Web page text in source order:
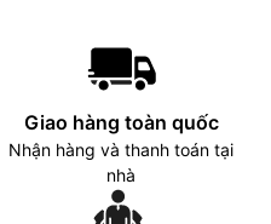
Giao hàng toàn quốc
Nhận hàng và thanh toán tại
nhà